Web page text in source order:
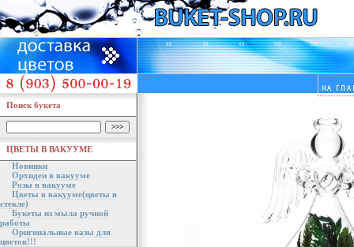
Поиск букета
ЦВЕТЫ В ВАКУУМЕ
Новинки
Орхидеи в вакууме
Розы в вакууме
Цветы в вакууме(цветы в
стекле)
Букеты из мыла ручной
работы
Оригинальные вазы для
цветов!!!